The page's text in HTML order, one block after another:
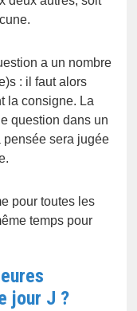
a un nombre
: il faut alors
la consigne. La
question dans un
pensée sera jugée
pour toutes les
temps pour
jour J ?